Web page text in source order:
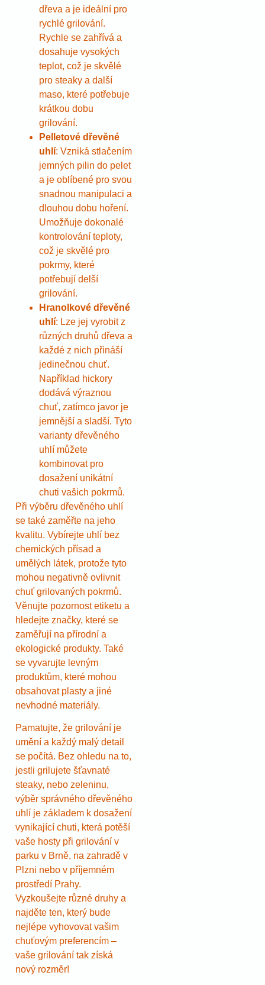
dřeva a je ideální pro
rychlé grilování.
Rychle se zahřívá a
dosahuje vysokých
teplot, což je skvělé
pro steaky a další
maso, které potřebuje
krátkou dobu
grilování.
Pelletové dřevěné
uhlí: Vzniká stlačením
jemných pilin do pelet
a je oblíbené pro svou
snadnou manipulaci a
dlouhou dobu hoření.
Umožňuje dokonalé
kontrolování teploty,
což je skvělé pro
pokrmy, které
potřebují delší
grilování.
Hranolkové dřevěné
uhlí: Lze jej vyrobit z
různých druhů dřeva a
každé z nich přináší
jedinečnou chuť.
Například hickory
dodává výraznou
chuť, zatímco javor je
jemnější a sladší. Tyto
varianty dřevěného
uhlí můžete
kombinovat pro
dosažení unikátní
chuti vašich pokrmů.
Při výběru dřevěného uhlí
se také zaměřte na jeho
kvalitu. Vybírejte uhlí bez
chemických přísad a
umělých látek, protože tyto
mohou negativně ovlivnit
chuť grilovaných pokrmů.
Věnujte pozornost etiketu a
hledejte značky, které se
zaměřují na přírodní a
ekologické produkty. Také
se vyvarujte levným
produktům, které mohou
obsahovat plasty a jiné
nevhodné materiály.
Pamatujte, že grilování je
umění a každý malý detail
se počítá. Bez ohledu na to,
jestli grilujete šťavnaté
steaky, nebo zeleninu,
výběr správného dřevěného
uhlí je základem k dosažení
vynikající chuti, která potěší
vaše hosty při grilování v
parku v Brně, na zahradě v
Plzni nebo v příjemném
prostředí Prahy.
Vyzkoušejte různé druhy a
najděte ten, který bude
nejlépe vyhovovat vašim
chuťovým preferencím –
vaše grilování tak získá
nový rozměr!